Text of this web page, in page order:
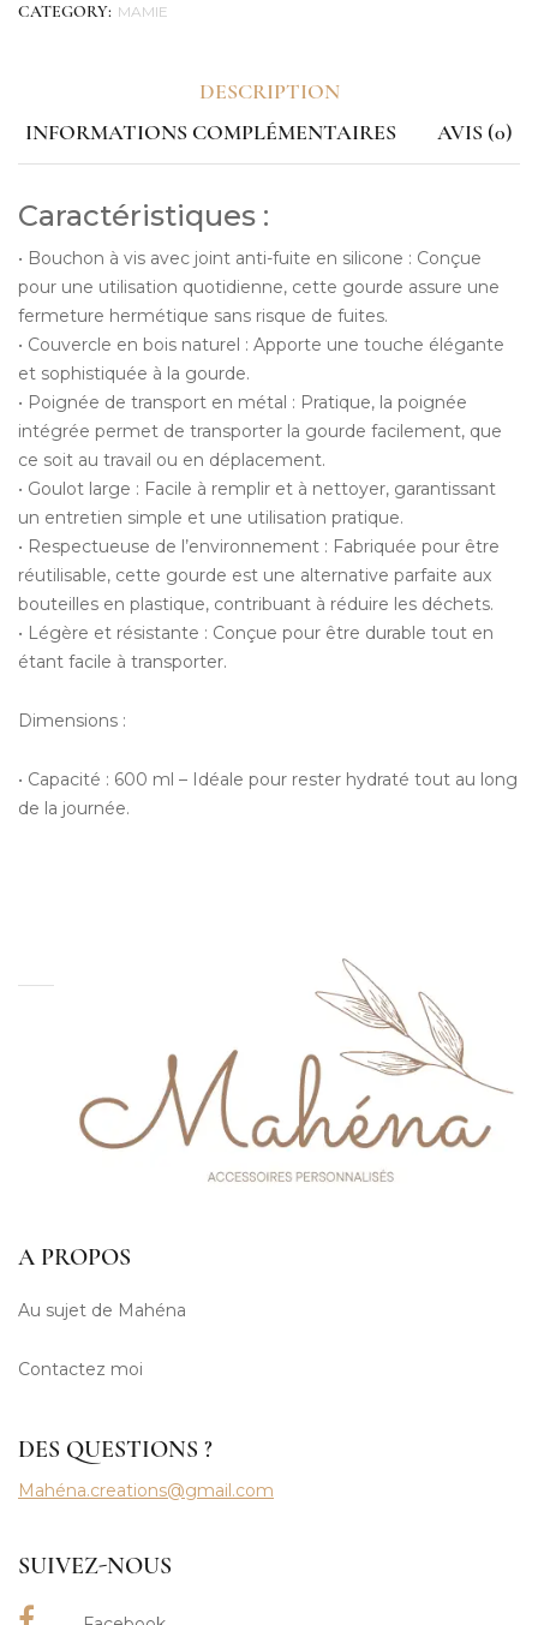
CATEGORY: MAMIE
DESCRIPTION
INFORMATIONS COMPLÉMENTAIRES
AVIS (0)
Caractéristiques :
• Bouchon à vis avec joint anti-fuite en silicone : Conçue
pour une utilisation quotidienne, cette gourde assure une
fermeture hermétique sans risque de fuites.
• Couvercle en bois naturel : Apporte une touche élégante
et sophistiquée à la gourde.
• Poignée de transport en métal : Pratique, la poignée
intégrée permet de transporter la gourde facilement, que
ce soit au travail ou en déplacement.
• Goulot large : Facile à remplir et à nettoyer, garantissant
un entretien simple et une utilisation pratique.
• Respectueuse de l’environnement : Fabriquée pour être
réutilisable, cette gourde est une alternative parfaite aux
bouteilles en plastique, contribuant à réduire les déchets.
• Légère et résistante : Conçue pour être durable tout en
étant facile à transporter.
Dimensions :
• Capacité : 600 ml – Idéale pour rester hydraté tout au long
de la journée.
A PROPOS
Au sujet de Mahéna
Contactez moi
DES QUESTIONS ?
Mahéna.creations@gmail.com
SUIVEZ-NOUS